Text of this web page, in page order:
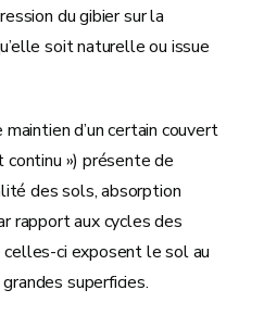
du gibier sur la
soit naturelle ou issue
d’un certain couvert
continu ») présente de
des sols, absorption
rapport aux cycles des
ci exposent le sol au
superficies.